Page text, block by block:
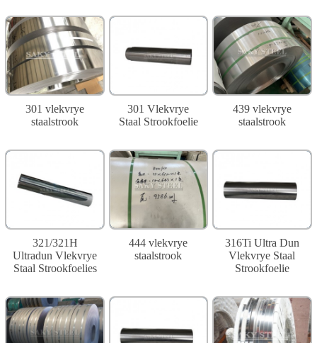
301 vlekvrye
staalstrook
301 Vlekvrye
Staal Strookfoelie
439 vlekvrye
staalstrook
321/321H
Ultradun Vlekvrye
Staal Strookfoelies
444 vlekvrye
staalstrook
316Ti Ultra Dun
Vlekvrye Staal
Strookfoelie